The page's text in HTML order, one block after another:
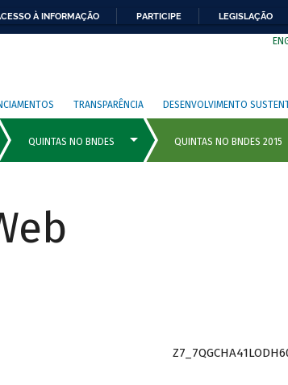
À INFORMAÇÃO PARTICIPE LEGISLAÇÃO
TRANSPARÊNCIA DESENVOLVIMENTO